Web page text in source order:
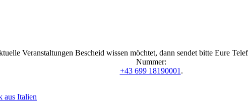
Veranstaltungen Bescheid wissen möchtet, dann sendet bitte Eure
Nummer:
+43 699 18190001 .
Italien